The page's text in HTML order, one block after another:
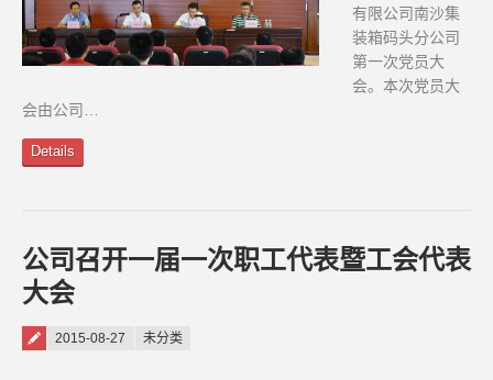
有限公司南沙集
装箱码头分公司
第一次党员大
会。本次党员大
会由公司…
Details
公司召开一届一次职工代表暨工会代表
大会
Posted on
2015-08-27 未分类